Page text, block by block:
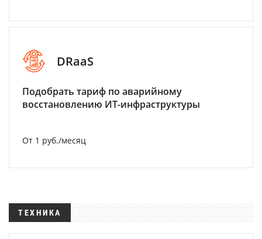
DRaaS
Подобрать тариф по аварийному
восстановлению ИТ-инфраструктуры
От 1 руб./месяц
ТЕХНИКА